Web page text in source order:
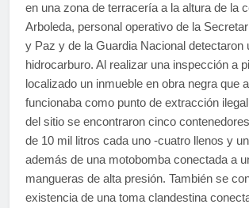
en una zona de terracería a la altura de la
Arboleda, personal operativo de la
y Paz y de la Guardia Nacional detectaron
hidrocarburo. Al realizar una inspección a
localizado un inmueble en obra negra que
funcionaba como punto de extracción
del sitio se encontraron cinco
de 10 mil litros cada uno -cuatro llenos y
además de una motobomba conectada a
mangueras de alta presión. También se
existencia de una toma clandestina